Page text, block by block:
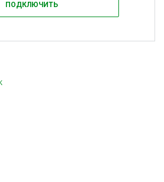
ПОДКЛЮЧИТЬ